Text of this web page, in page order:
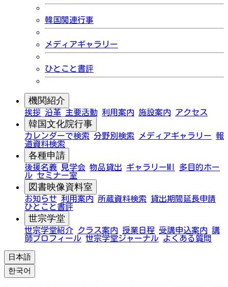
韓国関連行事
メディアギャラリー
ひとこと書評
機関紹介
挨拶 沿革 主要活動 利用案内 施設案内 アクセス
韓国文化院行事
カレンダーで検索 分野別検索 メディアギャラリー 報
道資料検索
各種申請
後援名義 見学会 物品貸出 ギャラリーMI
多目的ホー
ル セミナー室
図書映像資料室
お知らせ 利用案内 所蔵資料検索
貸出期間延長申請
ひとこと書評
世宗学堂
世宗学堂紹介 クラス案内 授業日程 受講申込案内 講
師プロフィール 世宗学堂ジャーナル よくある質問
日本語
한국어